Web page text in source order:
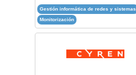
Gestión informática de redes y sistemas
Monitorización